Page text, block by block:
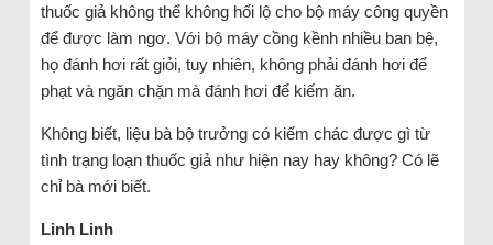
thuốc giả không thể không hối lộ cho bộ máy công quyền
để được làm ngơ. Với bộ máy cồng kềnh nhiều ban bệ,
họ đánh hơi rất giỏi, tuy nhiên, không phải đánh hơi để
phạt và ngăn chặn mà đánh hơi để kiếm ăn.
Không biết, liệu bà bộ trưởng có kiếm chác được gì từ
tình trạng loạn thuốc giả như hiện nay hay không? Có lẽ
chỉ bà mới biết.
Linh Linh